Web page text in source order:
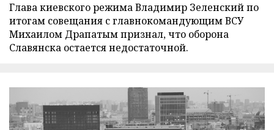
Глава киевского режима Владимир Зеленский по
итогам совещания с главнокомандующим ВСУ
Михаилом Драпатым признал, что оборона
Славянска остается недостаточной.